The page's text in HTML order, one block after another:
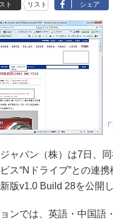
ト リスト シェア
ャパン（株）は7日、
ス“Nドライブ”との連
版v1.0 Build 28を公開し
ンでは、英語・中国語